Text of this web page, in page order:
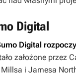
Digital
Digital
założone przez
Millsa i Jamesa